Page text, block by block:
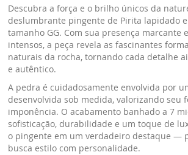
Descubra a força e o brilho únicos da
deslumbrante pingente de Pirita lapidado
tamanho GG. Com sua presença marcante
intensos, a peça revela as fascinantes
naturais da rocha, tornando cada detalhe
e autêntico.
A pedra é cuidadosamente envolvida por
desenvolvida sob medida, valorizando seu
imponência. O acabamento banhado a 7
sofisticação, durabilidade e um toque de
o pingente em um verdadeiro destaque —
busca estilo com personalidade.